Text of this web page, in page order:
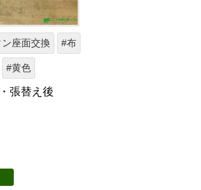
座面交換 #布
#黄色
張替え後